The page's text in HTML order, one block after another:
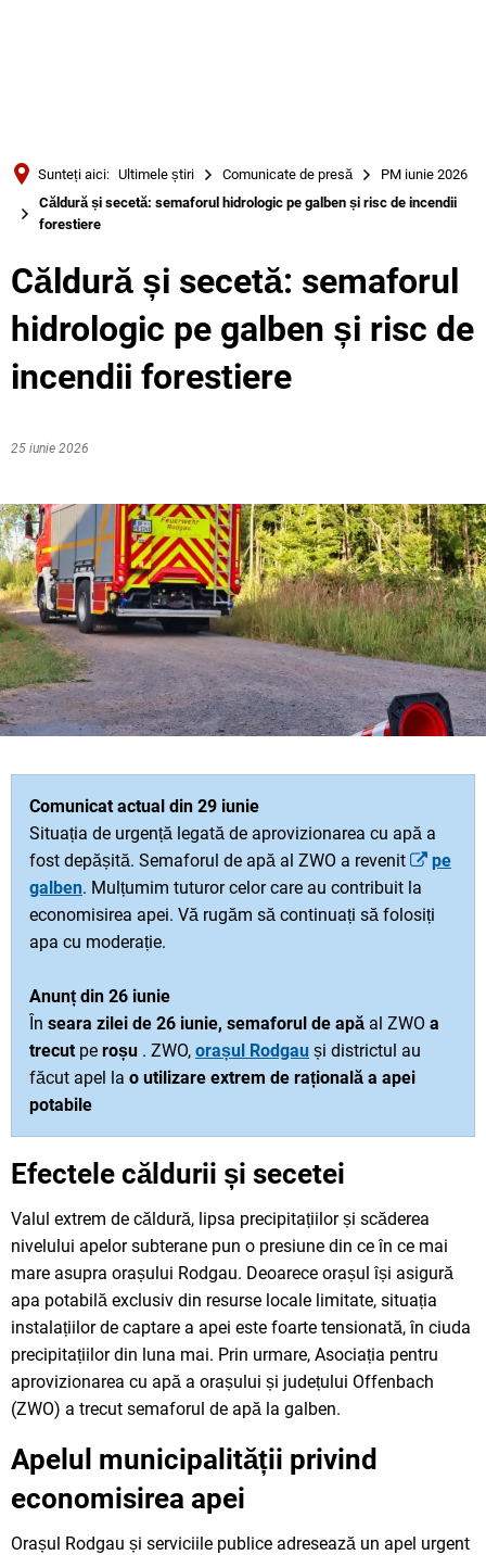
Русский
MENÜ
Sunteți aici: Ultimele știri Comunicate de presă
PM iunie 2026
Căldură și secetă: semaforul hidrologic pe galben și risc de incendii
forestiere
Căldură și secetă: semaforul
hidrologic pe galben și risc de
incendii forestiere
25 iunie 2026
Comunicat actual din 29 iunie
Situația de urgență legată de aprovizionarea cu apă a
fost depășită. Semaforul de apă al ZWO a revenit
pe
galben. Mulțumim tuturor celor care au contribuit la
economisirea apei. Vă rugăm să continuați să folosiți
apa cu moderație.
Anunț din 26 iunie
În seara zilei de 26 iunie, semaforul de apă al ZWO a
trecut pe roșu . ZWO, orașul Rodgau și districtul au
făcut apel la o utilizare extrem de rațională a apei
potabile
Efectele căldurii și secetei
Valul extrem de căldură, lipsa precipitațiilor și scăderea
nivelului apelor subterane pun o presiune din ce în ce mai
mare asupra orașului Rodgau. Deoarece orașul își asigură
apa potabilă exclusiv din resurse locale limitate, situația
instalațiilor de captare a apei este foarte tensionată, în ciuda
precipitațiilor din luna mai. Prin urmare, Asociația pentru
aprovizionarea cu apă a orașului și județului Offenbach
(ZWO) a trecut semaforul de apă la galben.
Apelul municipalității privind
economisirea apei
Orașul Rodgau și serviciile publice adresează un apel urgent